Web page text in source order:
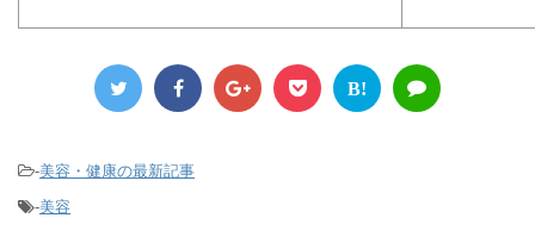
B!
-美容・健康の最新記事
-美容